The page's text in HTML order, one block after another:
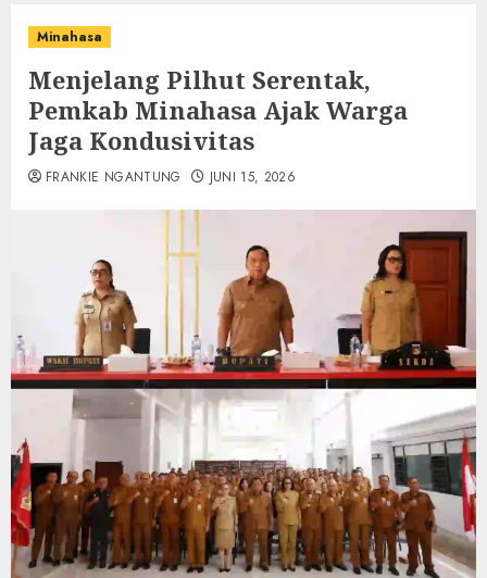
Minahasa
Menjelang Pilhut Serentak,
Pemkab Minahasa Ajak Warga
Jaga Kondusivitas
FRANKIE NGANTUNG JUNI 15, 2026